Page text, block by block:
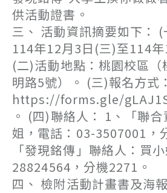
供活動證書。
三、 活動資訊摘要如下： (
114年12月3日(三)至114年
(二)活動地點：桃園校區（
明路5號）。 (三)報名方式
https://forms.gle/
。 (四)聯絡人： 1、「聯
姐，電話：03-3507001，
「發現銘傳」聯絡人：買
28824564，分機2271。
四、 檢附活動計畫書及海